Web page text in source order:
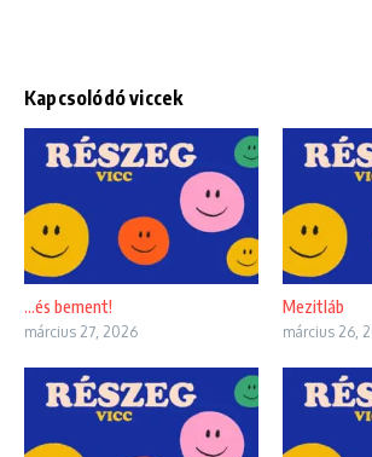
Kapcsolódó viccek
…és bement!
március 27, 2026
Mezitláb
március 26,